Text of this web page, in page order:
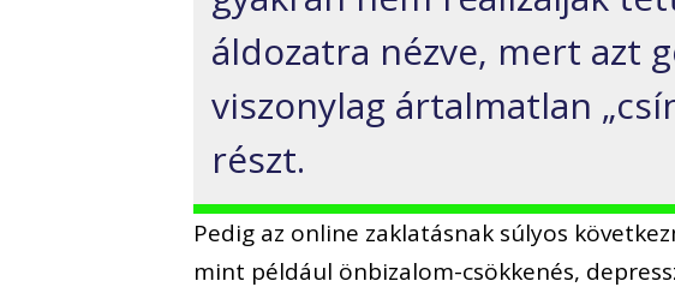
áldozatra nézve, mert azt
viszonylag ártalmatlan
részt.
Pedig az online zaklatásnak súlyos
mint például önbizalom-csökkenés,